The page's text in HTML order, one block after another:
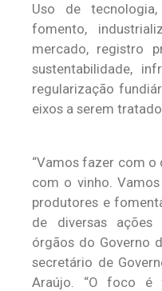
Uso de tecnologia,
fomento,
mercado, registro
sustentabilidade,
regularização
eixos a serem
“Vamos fazer com
com o vinho.
produtores e
de diversas
órgãos do Governo
secretário de
Araújo. “O foco é